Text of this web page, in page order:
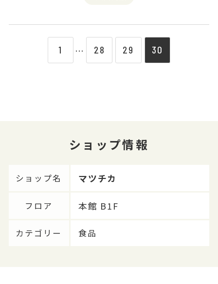
1 ⋯ 28 29 30
ショップ情報
ショップ名 マツチカ
フロア 本館 B1F
カテゴリー 食品